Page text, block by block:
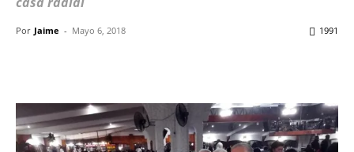
Por Jaime - Mayo 6, 2018 1991